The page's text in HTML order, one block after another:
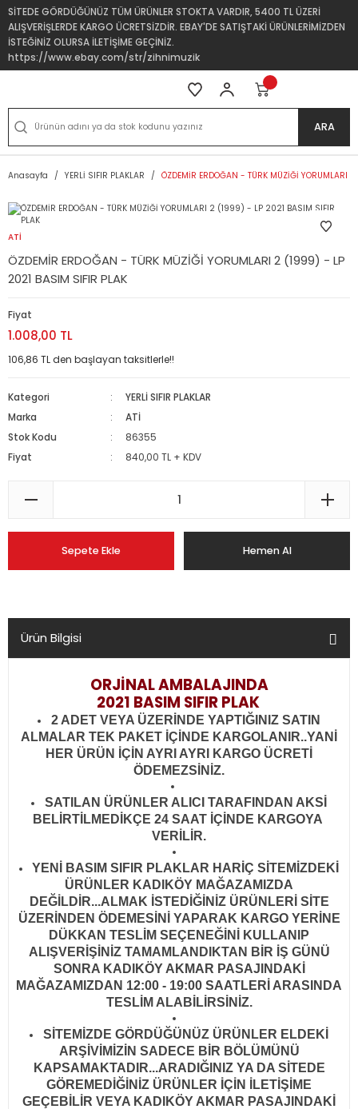
SİTEDE GÖRDÜĞÜNÜZ TÜM ÜRÜNLER STOKTA VARDIR, 5400 TL ÜZERİ
ALIŞVERİŞLERDE KARGO ÜCRETSİZDİR. EBAY'DE SATIŞTAKİ ÜRÜNLERİMİZDEN
İSTEĞİNİZ OLURSA İLETİŞİME GEÇİNİZ.
https://www.ebay.com/str/zihnimuzik
ARA
Anasayfa YERLİ SIFIR PLAKLAR ÖZDEMİR ERDOĞAN - TÜRK MÜZİĞİ
ATİ
ÖZDEMİR ERDOĞAN - TÜRK MÜZİĞİ YORUMLARI 2 (1999) - LP
2021 BASIM SIFIR PLAK
Fiyat
1.008,00 TL
106,86 TL den başlayan taksitlerle!!
Kategori
YERLİ SIFIR PLAKLAR
Marka
ATİ
Stok Kodu
86355
Fiyat
840,00 TL + KDV
Sepete Ekle Hemen Al
Ürün Bilgisi
ORJİNAL AMBALAJINDA
2021 BASIM SIFIR PLAK
2 ADET VEYA ÜZERİNDE YAPTIĞINIZ SATIN
ALMALAR TEK PAKET İÇİNDE KARGOLANIR..YANİ
HER ÜRÜN İÇİN AYRI AYRI KARGO ÜCRETİ
ÖDEMEZSİNİZ.
SATILAN ÜRÜNLER ALICI TARAFINDAN AKSİ
BELİRTİLMEDİKÇE 24 SAAT İÇİNDE KARGOYA
VERİLİR.
YENİ BASIM SIFIR PLAKLAR HARİÇ SİTEMİZDEKİ
ÜRÜNLER KADIKÖY MAĞAZAMIZDA
DEĞİLDİR...ALMAK İSTEDİĞİNİZ ÜRÜNLERİ SİTE
ÜZERİNDEN ÖDEMESİNİ YAPARAK KARGO YERİNE
DÜKKAN TESLİM SEÇENEĞİNİ KULLANIP
ALIŞVERİŞİNİZ TAMAMLANDIKTAN BİR İŞ GÜNÜ
SONRA KADIKÖY AKMAR PASAJINDAKİ
MAĞAZAMIZDAN 12:00 - 19:00 SAATLERİ ARASINDA
TESLİM ALABİLİRSİNİZ.
SİTEMİZDE GÖRDÜĞÜNÜZ ÜRÜNLER ELDEKİ
ARŞİVİMİZİN SADECE BİR BÖLÜMÜNÜ
KAPSAMAKTADIR...ARADIĞINIZ YA DA SİTEDE
GÖREMEDİĞİNİZ ÜRÜNLER İÇİN İLETİŞİME
GEÇEBİLİR VEYA KADIKÖY AKMAR PASAJINDAKİ